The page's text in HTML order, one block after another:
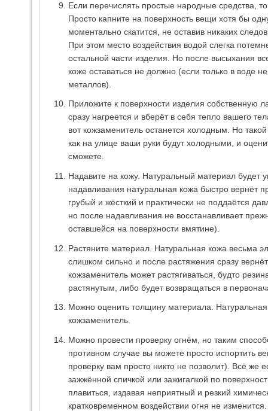
Если перечислять простые народные средства,
Просто капните на поверхность вещи хотя бы
моментально скатится, не оставив никаких
При этом место воздействия водой слегка
остальной части изделия. Но после высыхания
коже оставаться не должно (если только в воде
металлов).
Приложите к поверхности изделия собственную
сразу нагреется и вберёт в себя тепло вашего
вот кожзаменитель останется холодным. Но
как на улице ваши руки будут холодными, и
сможете.
Надавите на кожу. Натуральный материал будет
надавливания натуральная кожа быстро
грубый и жёсткий и практически не поддаётся
но после надавливания не восстанавливает
оставшейся на поверхности вмятине).
Растяните материал. Натуральная кожа весьма
слишком сильно и после растяжения сразу
кожзаменитель может растягиваться, будто
растянутым, либо будет возвращаться в
Можно оценить толщину материала.
кожзаменитель.
Можно провести проверку огнём, но таким
противном случае вы можете просто испортить
проверку вам просто никто не позволит). Всё же
зажжённой спичкой или зажигалкой по
плавиться, издавая неприятный и резкий
кратковременном воздействии огня не